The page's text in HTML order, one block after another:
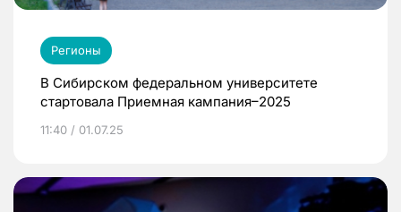
Регионы
В Сибирском федеральном университете
стартовала Приемная кампания–2025
11:40 / 01.07.25